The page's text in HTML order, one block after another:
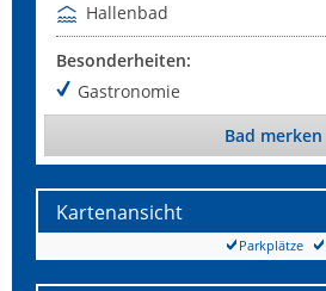
Hallenbad
Besonderheiten:
Gastronomie
Bad merken
Kartenansicht
Parkplätze